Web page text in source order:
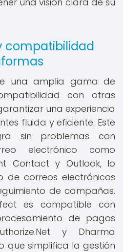
compatibilidad
una amplia gama de
con otras
una experiencia
fluida y eficiente. Este
sin problemas con
electrónico como
Contact y Outlook, lo
de correos electrónicos
de campañas.
es compatible con
de pagos
y Dharma
que simplifica la gestión